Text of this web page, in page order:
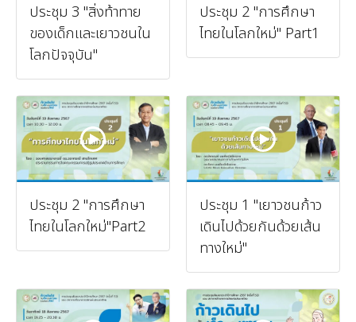
ประชุม 3 "สิ่งท้าทาย
ของเด็กและเยาวชนใน
โลกปัจจุบัน"
ประชุม 2 "การศึกษา
ไทยในโลกใหม่" Part1
ประชุม 2 "การศึกษา
ไทยในโลกใหม่"Part2
ประชุม 1 "เยาวชนก้าว
เดินไปด้วยกันด้วยเส้น
ทางใหม่"